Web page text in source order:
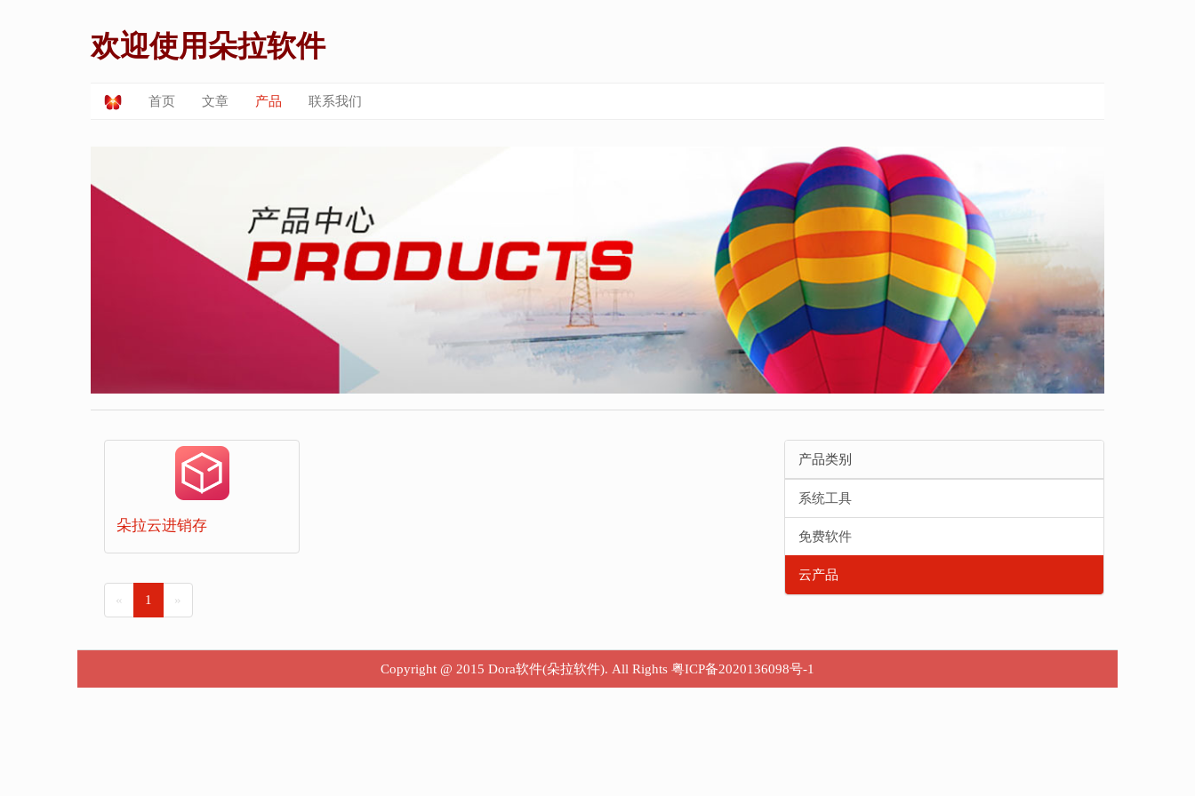
欢迎使用朵拉软件
首页 文章 产品 联系我们
朵拉云进销存
« 1 »
产品类别
系统工具
免费软件
云产品
Copyright @ 2015 Dora软件(朵拉软件). All Rights 粤ICP备2020136098号-1